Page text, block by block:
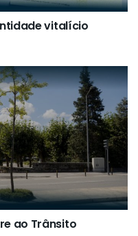
vitalício
ao Trânsito